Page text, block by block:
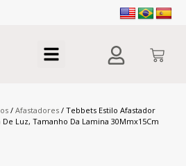
/Afastadores / Tebbets Estilo Afastador
Luz, Tamanho Da Lamina 30Mmx15Cm